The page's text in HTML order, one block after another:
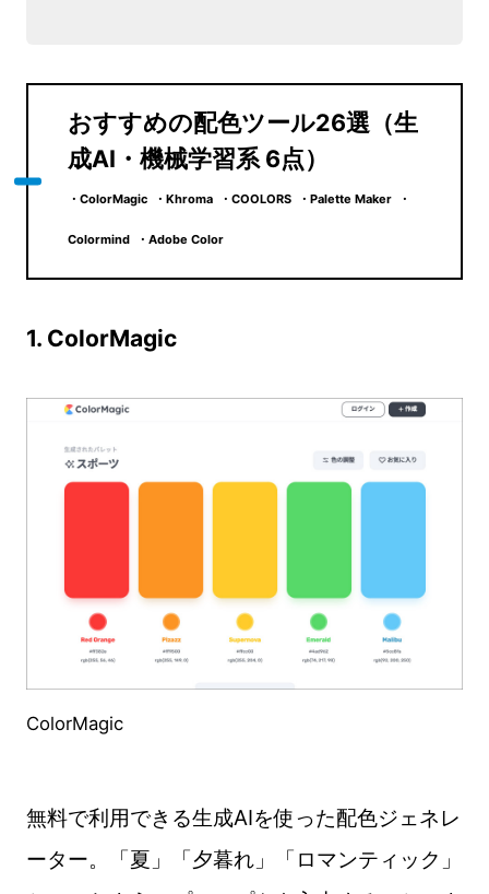
おすすめの配色ツール26選（生
成AI・機械学習系 6点）
・ColorMagic ・Khroma ・COOLORS ・Palette Maker ・
Colormind ・Adobe Color
1. ColorMagic
ColorMagic
無料で利用できる生成AIを使った配色ジェネレ
ーター。「夏」「夕暮れ」「ロマンティック」